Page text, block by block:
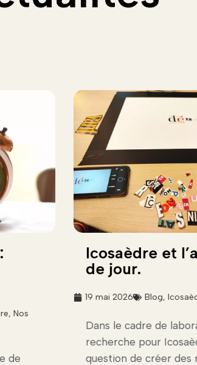
, Nos
de
Icosaèdre et
de jour.
19 mai 2026 Blog,
Dans le cadre de
recherche pour
question de créer des